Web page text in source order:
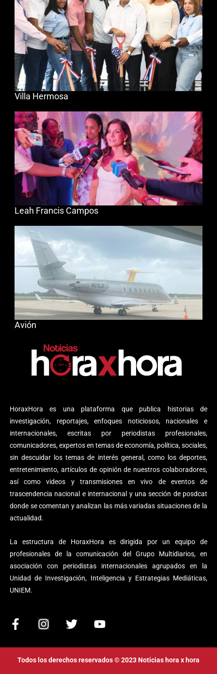
HoraxHora es una plataforma que publica historias de
investigación, reportajes, enfoques noticiosos, nacionales e
internacionales, escritas por periodistas profesionales,
comunicadores, expertos en temas de economía, política, sociales,
sin descuidar los temas de interés general, como los deportes,
entretenimiento, artículos de opinión de nuestros colaboradores,
así como videos y transmisiones en vivo de eventos de
trascendencia nacional e internacional y una sección de posdcat
donde se comentan y analizan las más variadas situaciones de la
actualidad.
La estructura de HoraxHora es dirigida por un equipo de
profesionales de la comunicación del Grupo Multidiarios, en
asociación con periodistas internacionales agrupados en la
Unidad de Investigación, Inteligencia y Estrategias Mediáticas,
UNIEM.
F
c
e
I
s
t
T
i
t
Y
u
t
Villa Hermosa
Leah Francis Campos
Avión
Todos los derechos reservados © 2023 Noticias hora x hora